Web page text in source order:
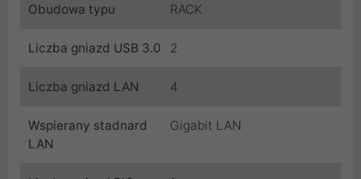
Obudowa typu RACK
Liczba gniazd USB 3.0 2
Liczba gniazd LAN 4
Wspierany stadnard
LAN
Gigabit LAN